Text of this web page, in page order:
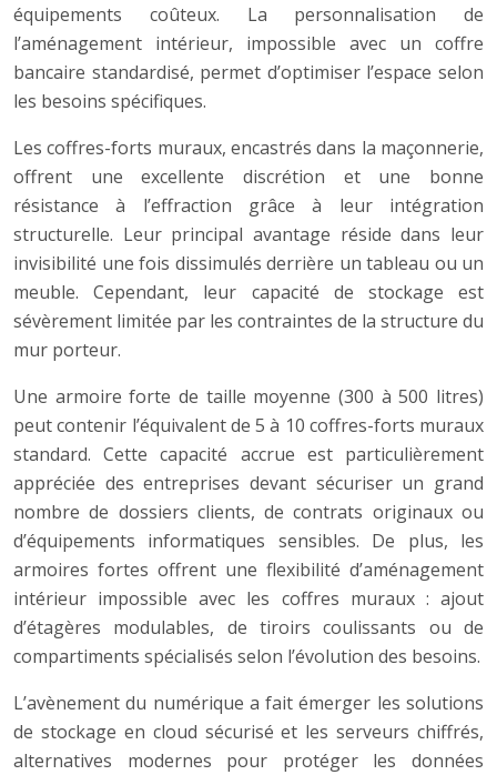
équipements coûteux. La personnalisation de
l’aménagement intérieur, impossible avec un coffre
bancaire standardisé, permet d’optimiser l’espace selon
les besoins spécifiques.
Les coffres-forts muraux, encastrés dans la maçonnerie,
offrent une excellente discrétion et une bonne
résistance à l’effraction grâce à leur intégration
structurelle. Leur principal avantage réside dans leur
invisibilité une fois dissimulés derrière un tableau ou un
meuble. Cependant, leur capacité de stockage est
sévèrement limitée par les contraintes de la structure du
mur porteur.
Une armoire forte de taille moyenne (300 à 500 litres)
peut contenir l’équivalent de 5 à 10 coffres-forts muraux
standard. Cette capacité accrue est particulièrement
appréciée des entreprises devant sécuriser un grand
nombre de dossiers clients, de contrats originaux ou
d’équipements informatiques sensibles. De plus, les
armoires fortes offrent une flexibilité d’aménagement
intérieur impossible avec les coffres muraux : ajout
d’étagères modulables, de tiroirs coulissants ou de
compartiments spécialisés selon l’évolution des besoins.
L’avènement du numérique a fait émerger les solutions
de stockage en cloud sécurisé et les serveurs chiffrés,
alternatives modernes pour protéger les données